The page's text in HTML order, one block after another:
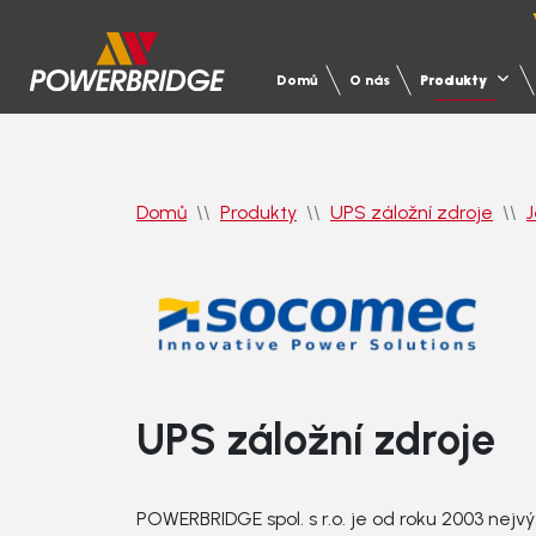
Domů O nás Produkty
Motorgenerátory UPS
Služby
Servis motorgenerátorů
Projekční podpora
Školení projektantů
Zdravotnictví
Domů Produkty UPS záložní zdroje
UPS záložní zdroje
POWERBRIDGE spol. s r.o. je od roku 2003